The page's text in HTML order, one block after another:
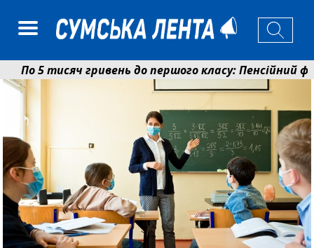
По 5 тисяч гривень до першого класу: Пенсійний
Ніколаєнко: у Сумах погодили 115 компенсацій на